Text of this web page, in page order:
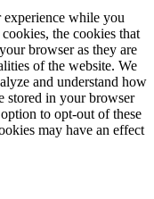
while you
the cookies that
browser as they are
of the website. We
and understand how
stored in your browser
to opt-out of these
may have an effect